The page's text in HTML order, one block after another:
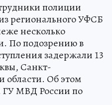
полиции
регионального УФСБ
несколько
По подозрению в
задержали 13
Санкт-
области. Об этом
ГУ МВД России по